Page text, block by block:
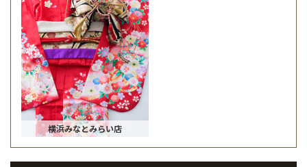
横浜みなとみらい店